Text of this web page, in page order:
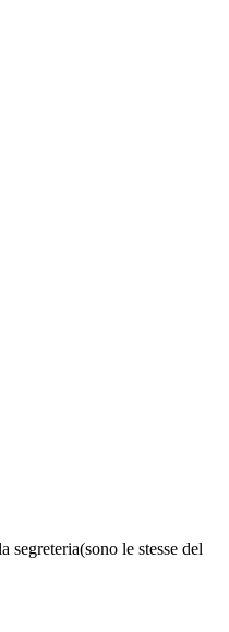
le stesse del